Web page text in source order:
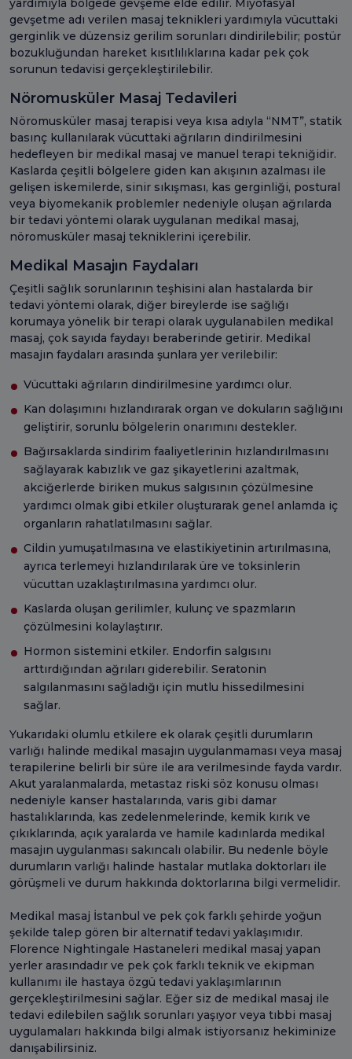
yardımıyla bölgede gevşeme elde edilir. Miyofasyal
gevşetme adı verilen masaj teknikleri yardımıyla vücuttaki
gerginlik ve düzensiz gerilim sorunları dindirilebilir; postür
bozukluğundan hareket kısıtlılıklarına kadar pek çok
sorunun tedavisi gerçekleştirilebilir.
Nöromusküler Masaj Tedavileri
Nöromusküler masaj terapisi veya kısa adıyla “NMT”, statik
basınç kullanılarak vücuttaki ağrıların dindirilmesini
hedefleyen bir medikal masaj ve manuel terapi tekniğidir.
Kaslarda çeşitli bölgelere giden kan akışının azalması ile
gelişen iskemilerde, sinir sıkışması, kas gerginliği, postural
veya biyomekanik problemler nedeniyle oluşan ağrılarda
bir tedavi yöntemi olarak uygulanan medikal masaj,
nöromusküler masaj tekniklerini içerebilir.
Medikal Masajın Faydaları
Çeşitli sağlık sorunlarının teşhisini alan hastalarda bir
tedavi yöntemi olarak, diğer bireylerde ise sağlığı
korumaya yönelik bir terapi olarak uygulanabilen medikal
masaj, çok sayıda faydayı beraberinde getirir. Medikal
masajın faydaları arasında şunlara yer verilebilir:
Vücuttaki ağrıların dindirilmesine yardımcı olur.
Kan dolaşımını hızlandırarak organ ve dokuların sağlığını
geliştirir, sorunlu bölgelerin onarımını destekler.
Bağırsaklarda sindirim faaliyetlerinin hızlandırılmasını
sağlayarak kabızlık ve gaz şikayetlerini azaltmak,
akciğerlerde biriken mukus salgısının çözülmesine
yardımcı olmak gibi etkiler oluşturarak genel anlamda iç
organların rahatlatılmasını sağlar.
Cildin yumuşatılmasına ve elastikiyetinin artırılmasına,
ayrıca terlemeyi hızlandırılarak üre ve toksinlerin
vücuttan uzaklaştırılmasına yardımcı olur.
Kaslarda oluşan gerilimler, kulunç ve spazmların
çözülmesini kolaylaştırır.
Hormon sistemini etkiler. Endorfin salgısını
arttırdığından ağrıları giderebilir. Seratonin
salgılanmasını sağladığı için mutlu hissedilmesini
sağlar.
Yukarıdaki olumlu etkilere ek olarak çeşitli durumların
varlığı halinde medikal masajın uygulanmaması veya masaj
terapilerine belirli bir süre ile ara verilmesinde fayda vardır.
Akut yaralanmalarda, metastaz riski söz konusu olması
nedeniyle kanser hastalarında, varis gibi damar
hastalıklarında, kas zedelenmelerinde, kemik kırık ve
çıkıklarında, açık yaralarda ve hamile kadınlarda medikal
masajın uygulanması sakıncalı olabilir. Bu nedenle böyle
durumların varlığı halinde hastalar mutlaka doktorları ile
görüşmeli ve durum hakkında doktorlarına bilgi vermelidir.
Medikal masaj İstanbul ve pek çok farklı şehirde yoğun
şekilde talep gören bir alternatif tedavi yaklaşımıdır.
Florence Nightingale Hastaneleri medikal masaj yapan
yerler arasındadır ve pek çok farklı teknik ve ekipman
kullanımı ile hastaya özgü tedavi yaklaşımlarının
gerçekleştirilmesini sağlar. Eğer siz de medikal masaj ile
tedavi edilebilen sağlık sorunları yaşıyor veya tıbbi masaj
uygulamaları hakkında bilgi almak istiyorsanız hekiminize
danışabilirsiniz.